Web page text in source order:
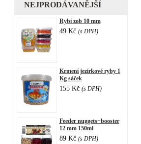
NEJPRODÁVANĚJŠÍ
Rybí zob 10 mm
49 Kč (s DPH)
Krmení jezírkové ryby 1
Kg sáček
155 Kč (s DPH)
Feeder nuggets+booster
12 mm 150ml
89 Kč (s DPH)